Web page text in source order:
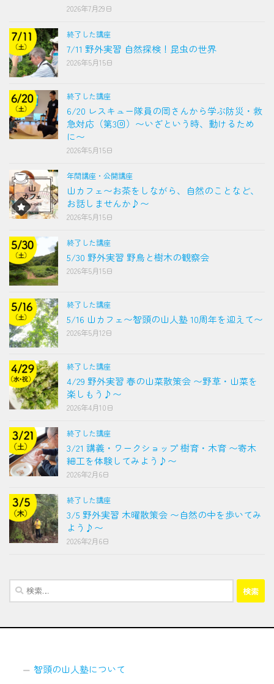
2026年7月29日
終了した講座
7/11 野外実習 自然探検！昆虫の世界
2026年5月15日
終了した講座
6/20 レスキュー隊員の岡さんから学ぶ防災・救
急対応（第3回）〜いざという時、動けるため
に〜
2026年5月15日
年間講座・公開講座
山カフェ〜お茶をしながら、自然のことなど、
お話しませんか♪〜
2026年5月15日
終了した講座
5/30 野外実習 野鳥と樹木の観察会
2026年5月15日
終了した講座
5/16 山カフェ〜智頭の山人塾 10周年を迎えて〜
2026年5月12日
終了した講座
4/29 野外実習 春の山菜散策会 〜野草・山菜を
楽しもう♪〜
2026年4月10日
終了した講座
3/21 講義・ワークショップ 樹育・木育 〜寄木
細工を体験してみよう♪〜
2026年2月6日
終了した講座
3/5 野外実習 木曜散策会 〜自然の中を歩いてみ
よう♪〜
2026年2月6日
検
索:
智頭の山人塾について